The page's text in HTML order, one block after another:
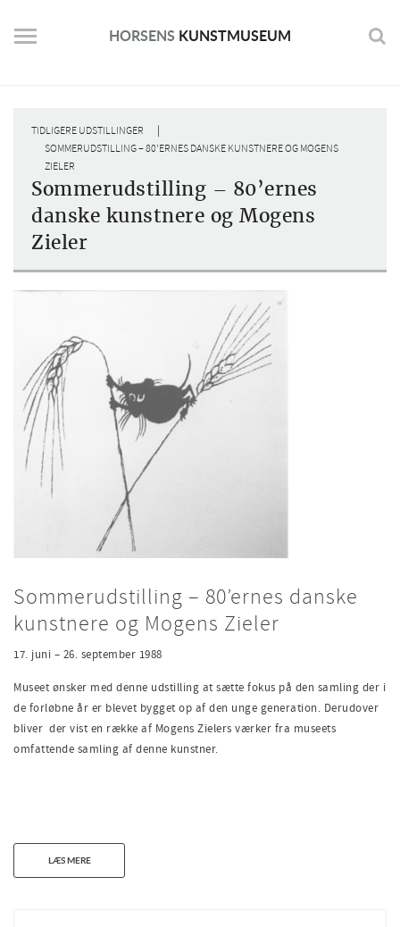
content
HORSENS KUNSTMUSEUM
TIDLIGERE UDSTILLINGER |
SOMMERUDSTILLING – 80’ERNES DANSKE KUNSTNERE OG MOGENS
ZIELER
Sommerudstilling – 80’ernes
danske kunstnere og Mogens
Zieler
Sommerudstilling – 80’ernes danske
kunstnere og Mogens Zieler
17. juni – 26. september 1988
Museet ønsker med denne udstilling at sætte fokus på den samling der i
de forløbne år er blevet bygget op af den unge generation. Derudover
bliver der vist en række af Mogens Zielers værker fra museets
omfattende samling af denne kunstner.
LÆS MERE